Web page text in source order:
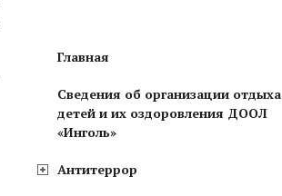
Главная
Сведения об организации отдыха
детей и их оздоровления ДООЛ
«Инголь»
Антитеррор